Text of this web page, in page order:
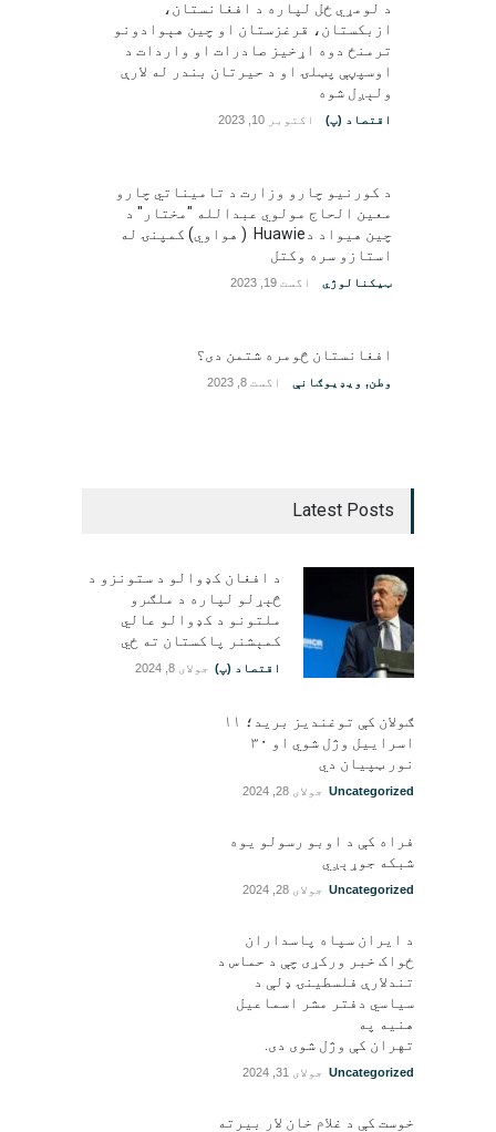
د لومړي ځل لپاره د افغانستان،
ازبکستان، قرغزستان او چین هېوادونو
ترمنځ دوه اړخیز صادرات او واردات د
اوسپڼې پټلۍ او د حیرتان بندر له لارې
ولېږل شوه
اقتصاد (پ) اکتوبر 10, 2023
د کورنیو چارو وزارت د تامیناتي چارو
معین الحاج مولوي عبدالله "مختار" د
چین هیواد دHuawie ( هواوي) کمپنۍ له
استازو سره وکتل
ټیکنالوژي اگست 19, 2023
افغانستان څومره شتمن دی؟
وطن, ویډیوګانې اگست 8, 2023
Latest Posts
د افغان کډوالو د ستونزو د
څېړلو لپاره د ملګرو
ملتونو د کډوالو عالي
کمېشنر پاکستان ته ځي
اقتصاد (پ) جولای 8, 2024
ګولان کې توغندیز برید؛ ۱۱
اسراییل وژل شوي او ۳۰
نور ټپيان دي
Uncategorized جولای 28, 2024
فراه کې د اوبو رسولو یوه
شبکه جوړېږي
Uncategorized جولای 28, 2024
د ایران سپاه پاسداران
ځواک خبر ورکړی چې د حماس د
تندلارې فلسطينۍ ډلې د
سیاسي دفتر مشر اسماعیل
هنيه په
تهران کې وژل شوی دی.
Uncategorized جولای 31, 2024
خوست کې د غلام خان لار بیرته